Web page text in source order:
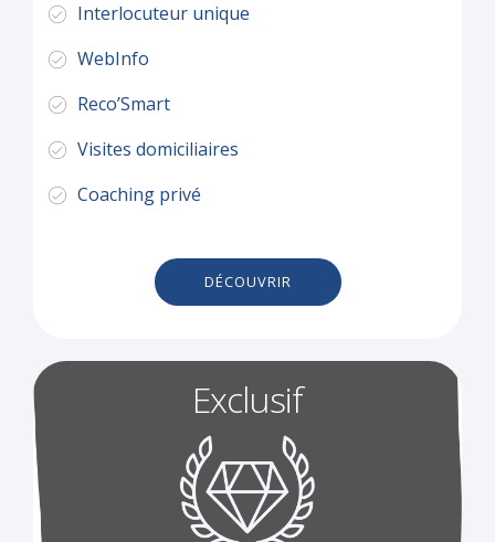
Interlocuteur unique
WebInfo
Reco’Smart
Visites domiciliaires
Coaching privé
DÉCOUVRIR
Exclusif